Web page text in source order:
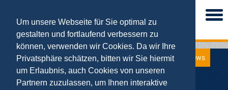
Um unsere Webseite für Sie optimal zu
gestalten und fortlaufend verbessern zu
können, verwenden wir Cookies. Da wir Ihre
Privatsphäre schätzen, bitten wir Sie hiermit
um Erlaubnis, auch Cookies von unseren
Partnern zuzulassen, um Ihnen interaktive
News
News
Aktuelle Meldungen von NetStart